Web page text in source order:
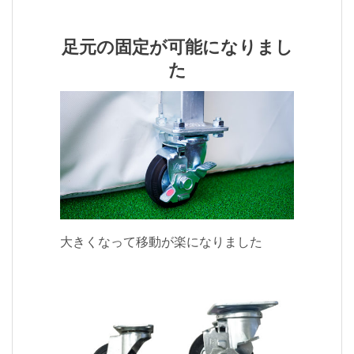
足元の固定が可能になりまし
た
大きくなって移動が楽になりました